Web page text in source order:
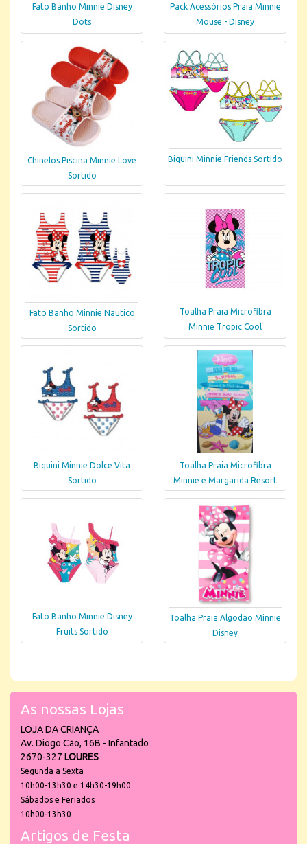
Fato Banho Minnie Disney
Dots
Pack Acessórios Praia Minnie
Mouse - Disney
Chinelos Piscina Minnie Love
Sortido
Biquini Minnie Friends Sortido
Fato Banho Minnie Nautico
Sortido
Toalha Praia Microfibra
Minnie Tropic Cool
Biquini Minnie Dolce Vita
Sortido
Toalha Praia Microfibra
Minnie e Margarida Resort
Fato Banho Minnie Disney
Fruits Sortido
Toalha Praia Algodão Minnie
Disney
As nossas Lojas
LOJA DA CRIANÇA
Av. Diogo Cão, 16B - Infantado
2670-327 LOURES
Segunda a Sexta
10h00-13h30 e 14h30-19h00
Sábados e Feriados
10h00-13h30
Artigos de Festa